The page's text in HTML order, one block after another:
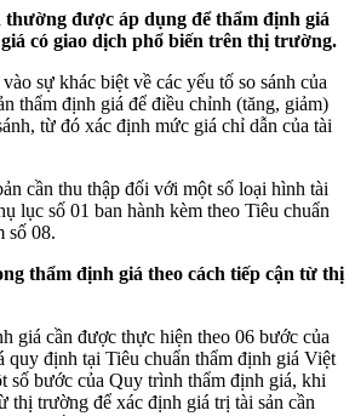
thường được áp dụng để thẩm định giá
có giao dịch phổ biến trên thị trường.
sự khác biệt về các yếu tố so sánh của
thẩm định giá để điều chỉnh (tăng, giảm)
từ đó xác định mức giá chỉ dẫn của tài
cần thu thập đối với một số loại hình tài
lục số 01 ban hành kèm theo Tiêu chuẩn
số 08.
thẩm định giá theo cách tiếp cận từ thị
giá cần được thực hiện theo 06 bước của
quy định tại Tiêu chuẩn thẩm định giá Việt
số bước của Quy trình thẩm định giá, khi
thị trường để xác định giá trị tài sản cần